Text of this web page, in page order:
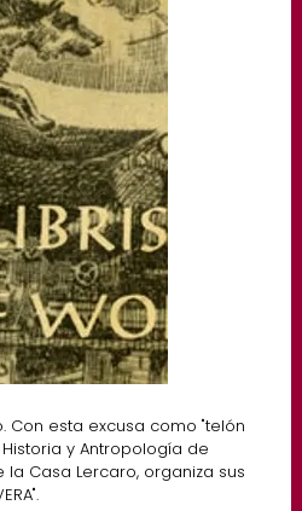
Con esta excusa como "telón
y Antropología de
Casa Lercaro, organiza sus